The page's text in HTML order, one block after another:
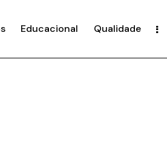
Educacional Qualidade